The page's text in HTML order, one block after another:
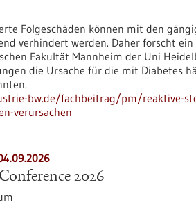
Folgeschäden können mit den
verhindert werden. Daher forscht
Fakultät Mannheim der Uni
die Ursache für die mit Diabetes
bw.de/fachbeitrag/pm/reaktive-
verursachen
2026